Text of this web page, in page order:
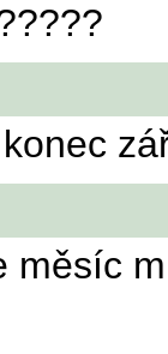
měsíc